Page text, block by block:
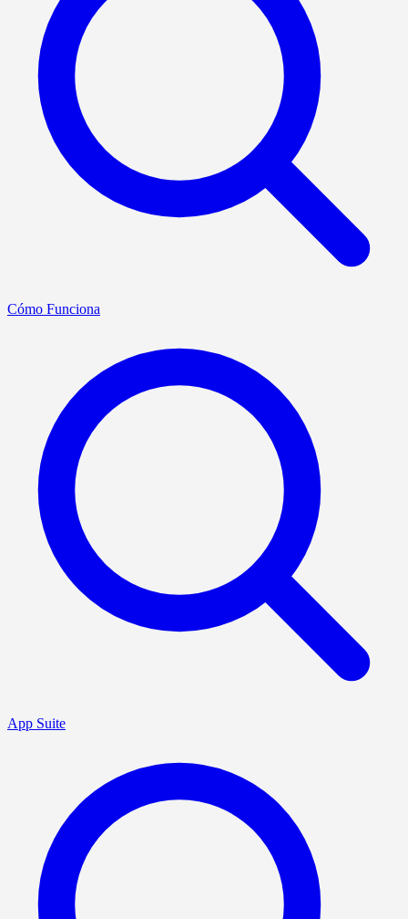
Cómo Funciona
App Suite